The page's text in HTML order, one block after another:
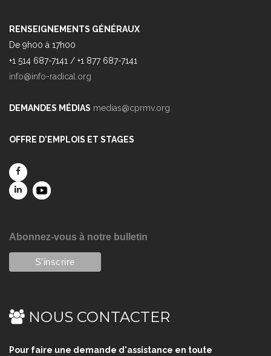
RENSEIGNEMENTS GÉNÉRAUX
De 9h00 à 17h00
+1 514 687-7141 / +1 877 687-7141
info@info-radical.org
DEMANDES MÉDIAS medias@cprmv.org
OFFRE D'EMPLOIS ET STAGES
Abonnez-vous à notre bulletin
NOUS CONTACTER
Pour faire une demande d'assistance en toute